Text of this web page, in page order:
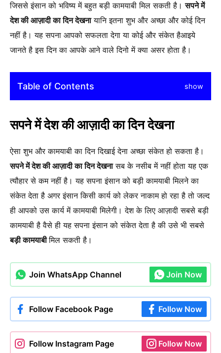
जिससे इंसान को भविष्य में बहुत बड़ी कामयाबी मिल सकती है।सपने में
देश की आज़ादी का दिन देखनायानि इतना शुभ और अच्छा और कोई दिन
नहीं है। यह सपना आपको सफलता देगा या कोई और संकेत हैआइये
जानते है इस दिन का आपके आने वाले दिनो में क्या असर होता है।
Table of Contents show
सपने में देश की आज़ादी का दिन देखना
ऐसा शुभ और कामयाबी का दिन दिखाई देना अच्छा संकेत हो सकता है।
सपने में देश की आज़ादी का दिन देखनासब के नसीब में नहीं होता यह एक
त्यौहार से कम नहीं है। यह सपना इंसान को बड़ी कामयाबी मिलने का
संकेत देता है अगर इंसान किसी कार्य को लेकर नाकाम हो रहा है तो जल्द
ही आपको उस कार्य में कामयाबी मिलेगी। देश के लिए आज़ादी सबसे बड़ी
कामयाबी है वैसे ही यह सपना इंसान को संकेत देता है की उसे भी सबसे
बड़ी कामयाबीमिल सकती है।
Join WhatsApp Channel Join Now
Follow Facebook Page Follow Now
Follow Instagram Page Follow Now